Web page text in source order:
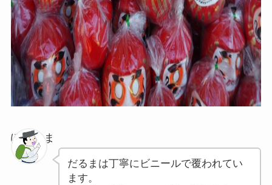
ぽちゃま
だるまは丁寧にビニールで覆われてい
ます。